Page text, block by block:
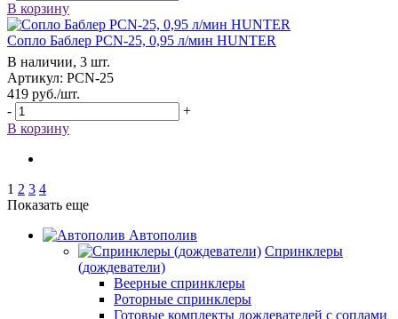
В корзину
Сопло Баблер РСN-25, 0,95 л/мин HUNTER
В наличии, 3 шт.
Артикул: РСN-25
419 руб./шт.
-
+
В корзину
1 2 3 4
Показать еще
Автополив
Спринклеры
(дождеватели)
Веерные спринклеры
Роторные спринклеры
Готовые комплекты дождевателей с соплами